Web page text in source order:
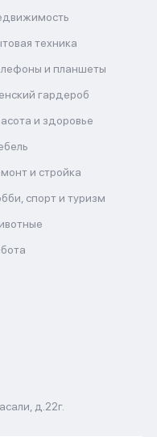
техника
и планшеты
гардероб
и здоровье
и стройка
спорт и туризм
д.22г.